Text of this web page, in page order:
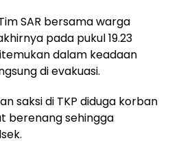
SAR bersama warga
pada pukul 19.23
dalam keadaan
di evakuasi.
saksi di TKP diduga korban
berenang sehingga